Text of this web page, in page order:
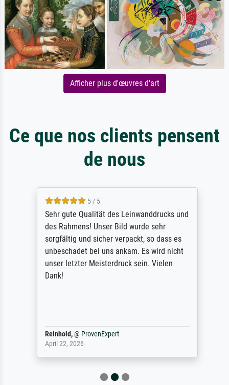
Afficher plus d'œuvres d'art
Ce que nos clients pensent
de nous
5 / 5
Sehr gute Qualität des Leinwanddrucks und
des Rahmens! Unser Bild wurde sehr
sorgfältig und sicher verpackt, so dass es
unbeschadet bei uns ankam. Es wird nicht
unser letzter Meisterdruck sein. Vielen
Dank!
Reinhold,@ProvenExpert
April 22, 2026